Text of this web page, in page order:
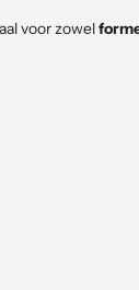
voor zowel